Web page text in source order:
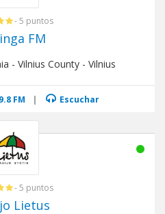
- 5 puntos
FM
- Vilnius County - Vilnius
FM | Escuchar
- 5 puntos
Lietus